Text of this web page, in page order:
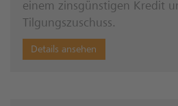
einem zinsgünstigen Kredit
Tilgungszuschuss.
Details ansehen